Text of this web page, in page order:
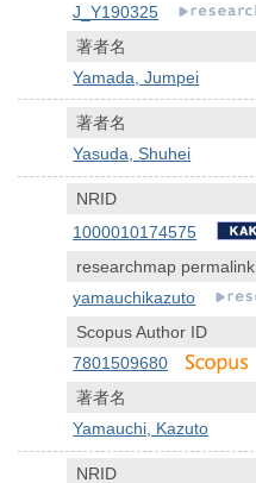
J_Y190325
著者名
Yamada, Jumpei
著者名
Yasuda, Shuhei
NRID
1000010174575
researchmap permalink
yamauchikazuto
Scopus Author ID
7801509680
著者名
Yamauchi, Kazuto
NRID